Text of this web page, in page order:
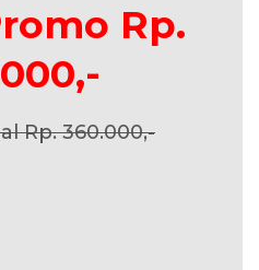
Rp.
Rp. 360.000,-